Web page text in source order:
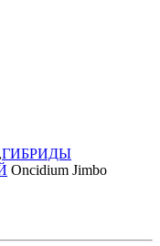
,ГИБРИДЫ
Oncidium Jimbo